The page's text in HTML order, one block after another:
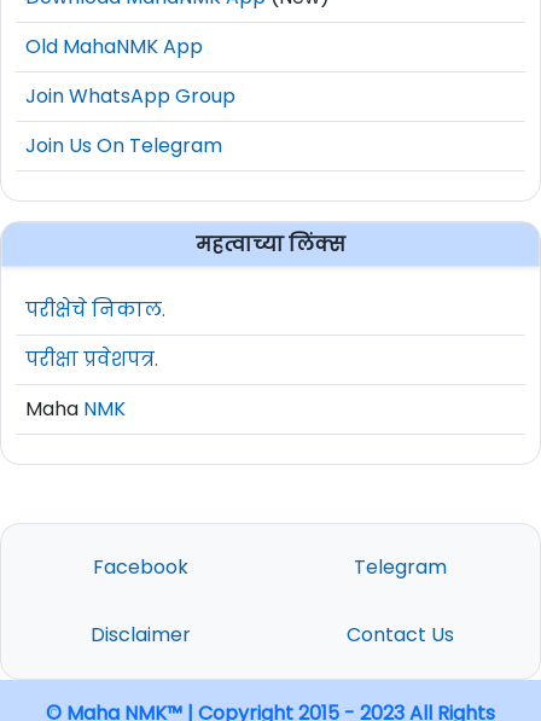
Old MahaNMK App
Join WhatsApp Group
Join Us On Telegram
महत्वाच्या लिंक्स
परीक्षेचे निकाल.
परीक्षा प्रवेशपत्र.
Maha NMK
Facebook Telegram
Disclaimer Contact Us
© Maha NMK™ | Copyright 2015 - 2023 All Rights